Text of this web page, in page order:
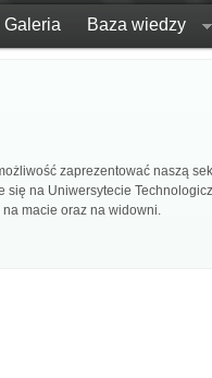
Galeria Baza wiedzy
zaprezentować naszą
na Uniwersytecie
macie oraz na widowni.